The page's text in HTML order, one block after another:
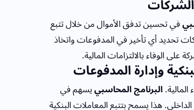
في تحسين تدفق الأموال من خلال تتبع
تحديد أي تأخير في المدفوعات واتخاذ
الوفاء بالالتزامات المالية.
وإدارة المدفوعات
البرنامج المحاسبييسهم في
هذا يسمح بتتبع المعاملات البنكية